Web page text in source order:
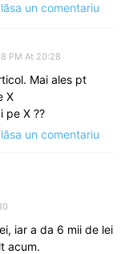
un comentariu
PM At 20:28
Mai ales pt
X
pe X ??
un comentariu
iar a da 6 mii de lei
acum.